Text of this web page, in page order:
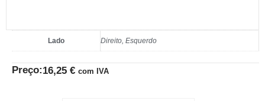
Lado Direito, Esquerdo
Preço:16,25 € com IVA